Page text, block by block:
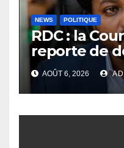
NEWS POLITIQUE
RDC : la
reporte de
procès
AOÛT 6, 2026